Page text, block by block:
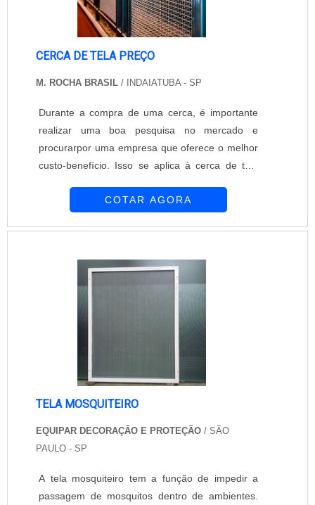
CERCA DE TELA PREÇO
M. ROCHA BRASIL / INDAIATUBA - SP
Durante a compra de uma cerca, é importante
realizar uma boa pesquisa no mercado e
procurarpor uma empresa que oferece o melhor
custo-benefício. Isso se aplica à cerca de tela
inúmeros benefícios, principalmente se instalada
segurança, por exemplo. Outro fator positiv....
COTAR AGORA
TELA MOSQUITEIRO
EQUIPAR DECORAÇÃO E PROTEÇÃO / SÃO
PAULO - SP
A tela mosquiteiro tem a função de impedir a
passagem de mosquitos dentro de ambientes.